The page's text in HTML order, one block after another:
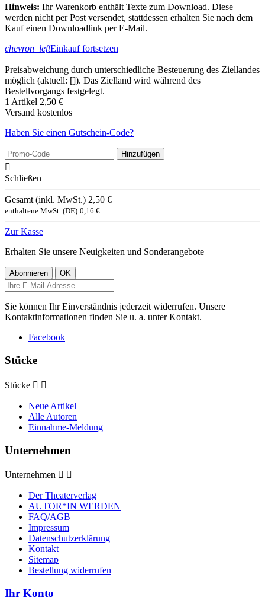
Hinweis: Ihr Warenkorb enthält Texte zum Download. Diese
werden nicht per Post versendet, stattdessen erhalten Sie nach dem
Kauf einen Downloadlink per E-Mail.
chevron_leftEinkauf fortsetzen
Preisabweichung durch unterschiedliche Besteuerung des Ziellandes
möglich (aktuell: []). Das Zielland wird während des
Bestellvorgangs festgelegt.
1 Artikel 2,50 €
Versand kostenlos
Haben Sie einen Gutschein-Code?
Hinzufügen

Schließen
Gesamt (inkl. MwSt.) 2,50 €
enthaltene MwSt. (DE) 0,16 €
Zur Kasse
Erhalten Sie unsere Neuigkeiten und Sonderangebote
Sie können Ihr Einverständnis jederzeit widerrufen. Unsere
Kontaktinformationen finden Sie u. a. unter Kontakt.
Facebook
Stücke
Stücke  
Neue Artikel
Alle Autoren
Einnahme-Meldung
Unternehmen
Unternehmen  
Der Theaterverlag
AUTOR*IN WERDEN
FAQ/AGB
Impressum
Datenschutzerklärung
Kontakt
Sitemap
Bestellung widerrufen
Ihr Konto